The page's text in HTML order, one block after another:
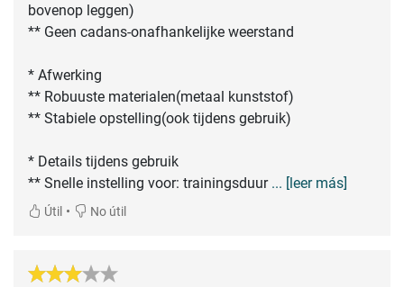
bovenop leggen)
** Geen cadans-onafhankelijke weerstand
* Afwerking
** Robuuste materialen(metaal kunststof)
** Stabiele opstelling(ook tijdens gebruik)
* Details tijdens gebruik
** Snelle instelling voor: trainingsduur ... [leer más]
Útil • No útil